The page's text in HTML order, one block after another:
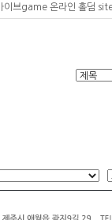
이브game 온라인 홀덤